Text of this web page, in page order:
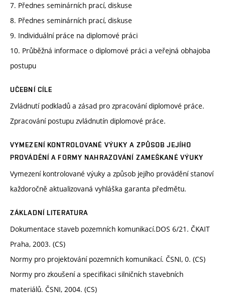
7. Přednes seminárních prací, diskuse
8. Přednes seminárních prací, diskuse
9. Individuální práce na diplomové práci
10. Průběžná informace o diplomové práci a veřejná obhajoba
postupu
UČEBNÍ CÍLE
Zvládnutí podkladů a zásad pro zpracování diplomové práce.
Zpracování postupu zvládnutín diplomové práce.
VYMEZENÍ KONTROLOVANÉ VÝUKY A ZPŮSOB JEJÍHO
PROVÁDĚNÍ A FORMY NAHRAZOVÁNÍ ZAMEŠKANÉ VÝUKY
Vymezení kontrolované výuky a způsob jejího provádění stanoví
každoročně aktualizovaná vyhláška garanta předmětu.
ZÁKLADNÍ LITERATURA
Dokumentace staveb pozemních komunikací.DOS 6/21. ČKAIT
Praha, 2003. (CS)
Normy pro projektování pozemních komunikací. ČSNI, 0. (CS)
Normy pro zkoušení a specifikaci silničních stavebních
materiálů. ČSNI, 2004. (CS)